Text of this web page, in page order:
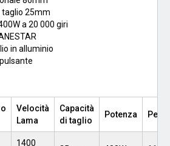
25mm
a 20 000 giri
in alluminio
Velocità
Lama
Capacità
di taglio
Potenza Peso
1400